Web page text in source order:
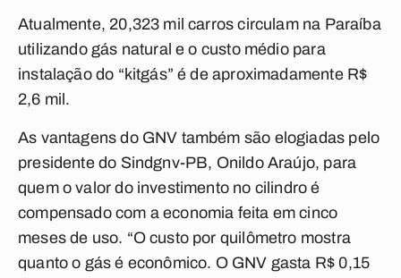
Atualmente, 20,323 mil carros circulam na Paraíba
utilizando gás natural e o custo médio para
instalação do “kitgás” é de aproximadamente R$
2,6 mil.
As vantagens do GNV também são elogiadas pelo
presidente do Sindgnv-PB, Onildo Araújo, para
quem o valor do investimento no cilindro é
compensado com a economia feita em cinco
meses de uso. “O custo por quilômetro mostra
quanto o gás é econômico. O GNV gasta R$ 0,15